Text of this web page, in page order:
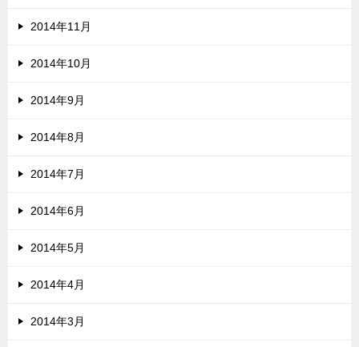
2014年11月
2014年10月
2014年9月
2014年8月
2014年7月
2014年6月
2014年5月
2014年4月
2014年3月